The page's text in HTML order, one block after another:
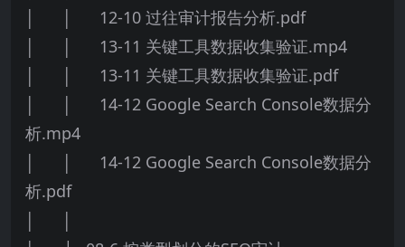
│ │ 12-10 过往审计报告分析.pdf
│ │ 13-11 关键工具数据收集验证.mp4
│ │ 13-11 关键工具数据收集验证.pdf
│ │ 14-12 Google Search Console数据分
析.mp4
│ │ 14-12 Google Search Console数据分
析.pdf